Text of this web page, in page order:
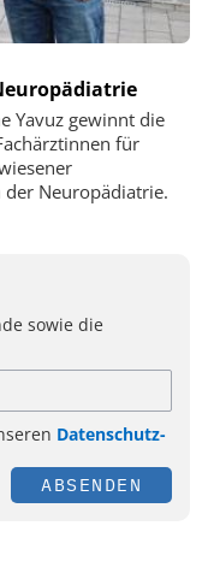
Yavuz gewinnt die
für
der Neuropädiatrie.
sowie die
Datenschutz-
ABSENDEN